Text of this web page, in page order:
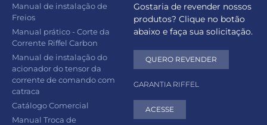
Manual de instalação de
Freios
Manual prático - Corte da
Corrente Riffel Carbon
Manual de instalação do
acionador do tensor da
corrente de comando com
catraca
Catálogo Comercial
Manual Troca de
Gostaria de revender nossos
produtos? Clique no botão
abaixo e faça sua solicitação.
QUERO REVENDER
GARANTIA RIFFEL
ACESSE